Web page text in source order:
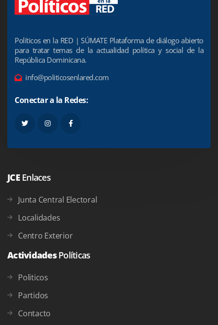
Políticos en la RED | SÚMATE Plataforma de diálogo abierto
para tratar temas de la actualidad política y social de la
República Dominicana.
info@politicosenlared.com
Conectar a la Redes:
JCE Enlaces
Junta Central Electoral
Localidades
Centro Exterior
ActividadesPolíticas
Politicos
Partidos
Contacto